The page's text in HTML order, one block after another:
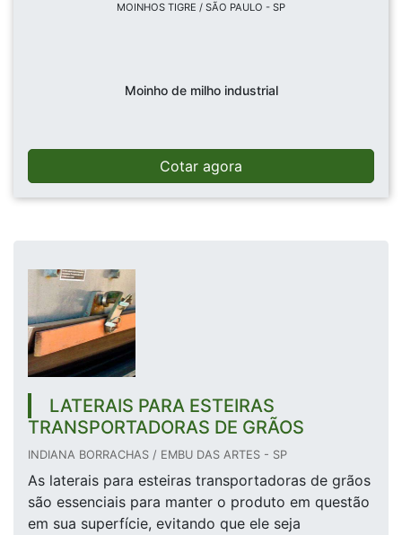
MOINHOS TIGRE / SÃO PAULO - SP
Moinho de milho industrial
Cotar agora
LATERAIS PARA ESTEIRAS
TRANSPORTADORAS DE GRÃOS
INDIANA BORRACHAS / EMBU DAS ARTES - SP
As laterais para esteiras transportadoras de grãos
são essenciais para manter o produto em questão
em sua superfície, evitando que ele seja